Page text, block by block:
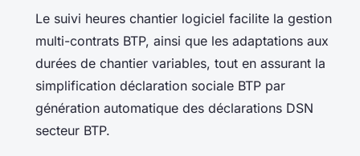
Le suivi heures chantier logiciel facilite la gestion
multi-contrats BTP, ainsi que les adaptations aux
durées de chantier variables, tout en assurant la
simplification déclaration sociale BTP par
génération automatique des déclarations DSN
secteur BTP.